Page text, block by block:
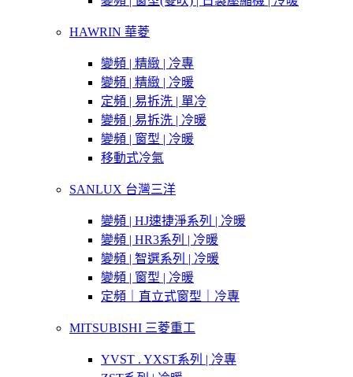
HAWRIN 華菱
變頻 | 精緻 | 冷專
變頻 | 精緻 | 冷暖
定頻 | 易拆洗 | 單冷
變頻 | 易拆洗 | 冷暖
變頻 | 窗型 | 冷暖
移動式冷氣
SANLUX 台灣三洋
變頻 | HJ速捷淨系列 | 冷暖
變頻 | HR3系列 | 冷暖
變頻 | 智選系列 | 冷暖
變頻 | 窗型 | 冷暖
定頻｜直立式窗型｜冷專
MITSUBISHI 三菱重工
YVST . YXST系列 | 冷專